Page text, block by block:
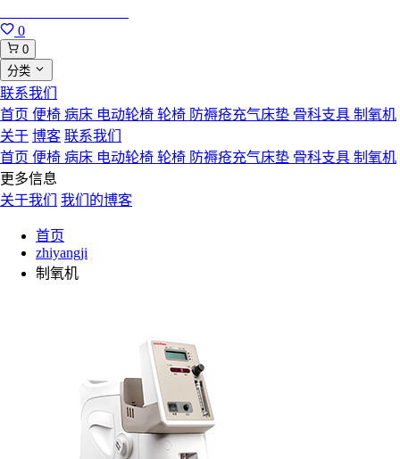
0
0
分类
联系我们
首页 便椅 病床 电动轮椅 轮椅 防褥疮充气床垫 骨科支具 制氧机
关于 博客 联系我们
首页 便椅 病床 电动轮椅 轮椅 防褥疮充气床垫 骨科支具 制氧机
更多信息
关于我们
我们的博客
首页
zhiyangji
制氧机